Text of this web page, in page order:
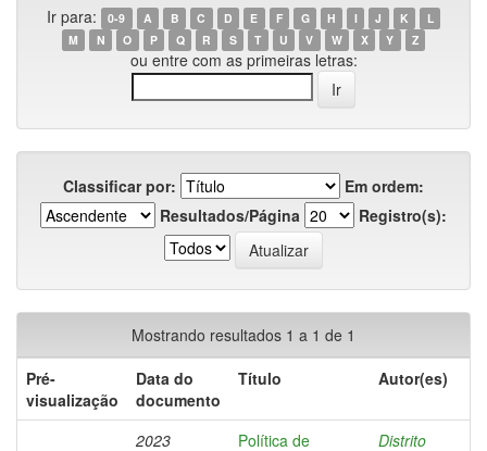
Ir para: 0-9 A B C D E F G H I J K
L
M
N O P Q R S T U V W X Y Z
ou entre com as primeiras letras:
Classificar por:
Em ordem:
Resultados/Página
Registro(s):
Mostrando resultados 1 a 1 de 1
Pré-
visualização
Data do
documento
Título Autor(es)
2023 Política de Distrito